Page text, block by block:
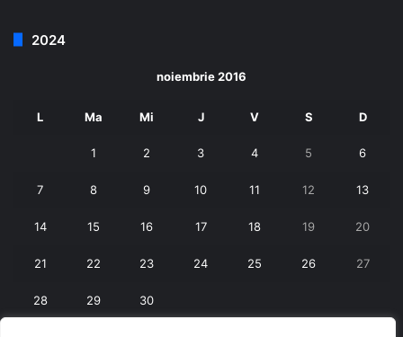
2024
noiembrie 2016
L Ma Mi J V S D
1 2 3 4 5 6
7 8 9 10 11 12 13
14 15 16 17 18 19 20
21 22 23 24 25 26 27
28 29 30